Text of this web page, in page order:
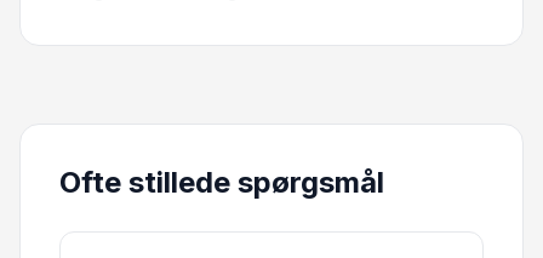
Ofte stillede spørgsmål